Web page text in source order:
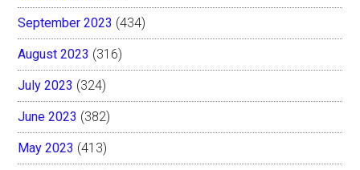
September 2023 (434)
August 2023 (316)
July 2023 (324)
June 2023 (382)
May 2023 (413)